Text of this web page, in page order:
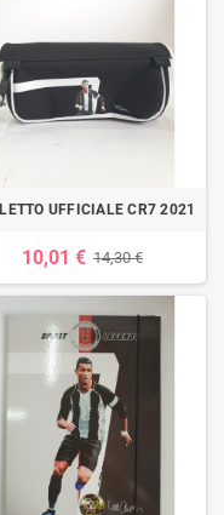
UFFICIALE CR7 2021
10,01 € 14,30 €